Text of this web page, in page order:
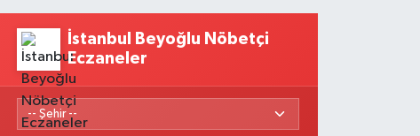
İstanbul Beyoğlu Nöbetçi
Eczaneler